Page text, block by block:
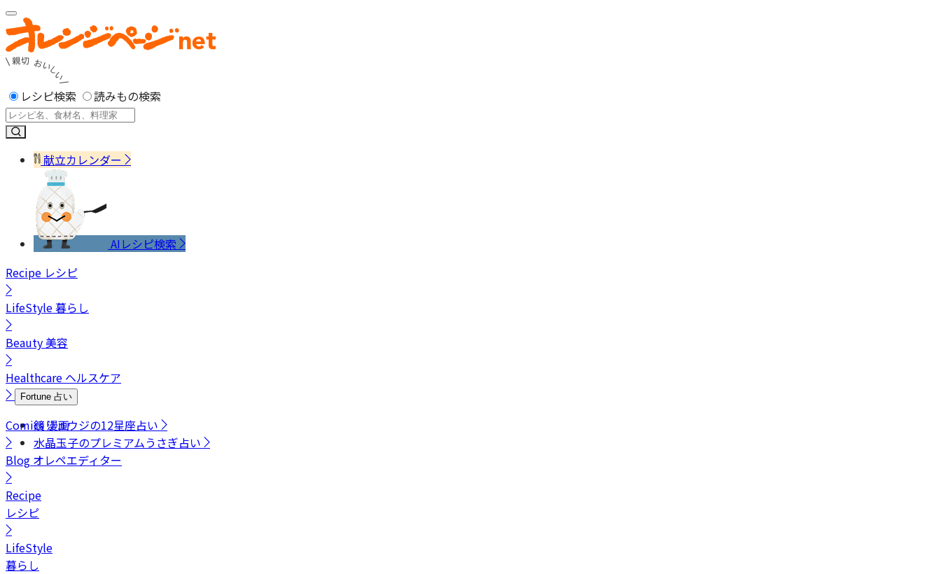
レシピ検索 読みもの検索
献立カレンダー
AIレシピ検索
Recipe レシピ
LifeStyle暮らし
Beauty美容
Healthcare ヘルスケア
Fortune 占い
鏡リュウジの12星座占い
水晶玉子のプレミアムうさぎ占い
Comics漫画
Blog オレペエディター
Recipe
レシピ
LifeStyle
暮らし